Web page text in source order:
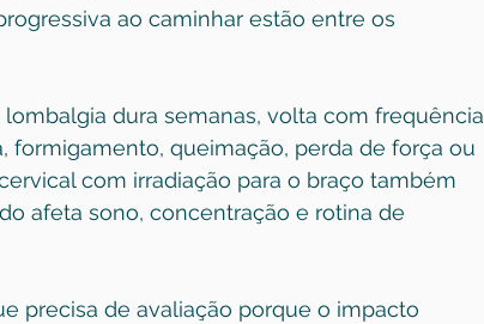
ao caminhar estão entre os
dura semanas, volta com frequência
formigamento, queimação, perda de força ou
com irradiação para o braço também
afeta sono, concentração e rotina de
precisa de avaliação porque o impacto